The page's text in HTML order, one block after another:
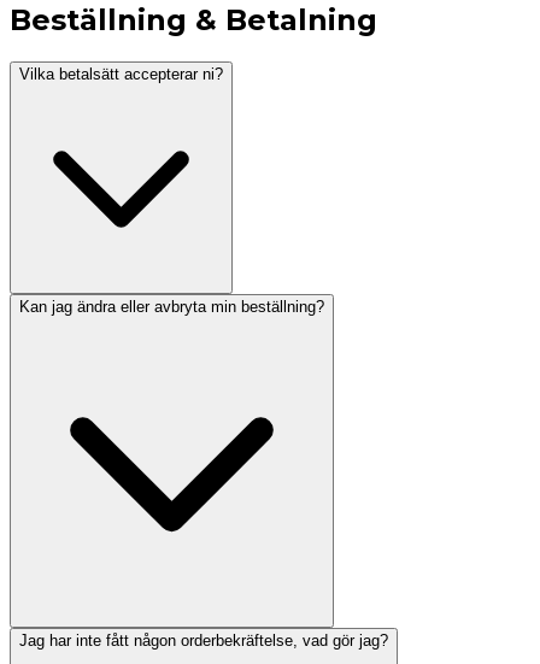
Beställning & Betalning
Vilka betalsätt accepterar ni?
Kan jag ändra eller avbryta min beställning?
Jag har inte fått någon orderbekräftelse, vad gör jag?